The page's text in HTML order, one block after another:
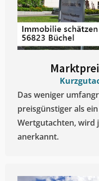
Das weniger
preisgünstiger als
Wertgutachten, wird
anerkannt.